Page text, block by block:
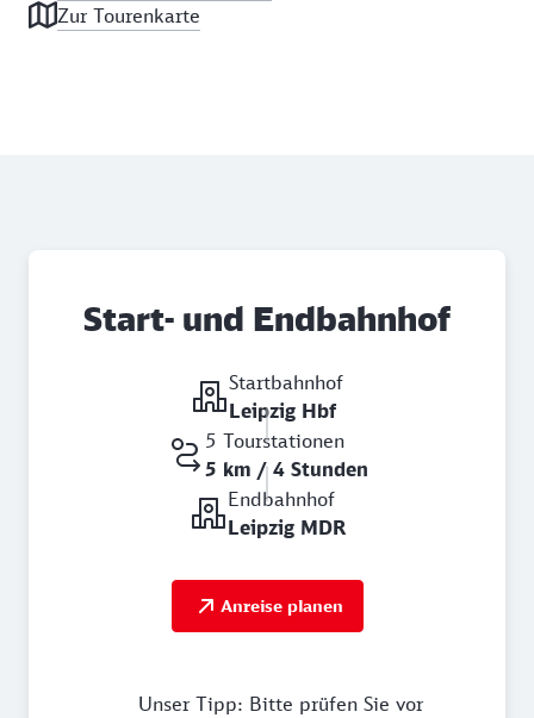
Zur Tourenkarte
Start- und Endbahnhof
Startbahnhof
Leipzig Hbf
5 Tourstationen
5 km / 4 Stunden
Endbahnhof
Leipzig MDR
Anreise planen
Unser Tipp: Bitte prüfen Sie vor